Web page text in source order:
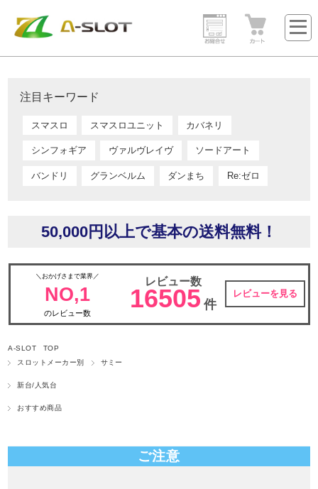
注目キーワード
スマスロ スマスロユニット カバネリ
シンフォギア ヴァルヴレイヴ ソードアート
バンドリ グランベルム ダンまち Re:ゼロ
50,000円以上で基本の送料無料！
＼おかげさまで業界／
NO,1
のレビュー数
レビュー数
16505 件
レビューを見る
A-SLOT TOP
スロットメーカー別
サミー
新台/人気台
おすすめ商品
ご注意